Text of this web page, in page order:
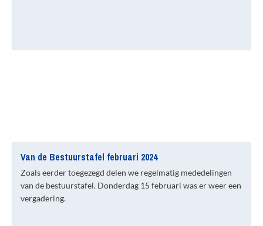
Van de Bestuurstafel februari 2024
Zoals eerder toegezegd delen we regelmatig mededelingen
van de bestuurstafel. Donderdag 15 februari was er weer een
vergadering.